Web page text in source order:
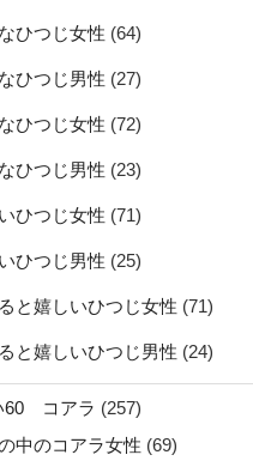
ひつじ女性 (64)
ひつじ男性 (27)
ひつじ女性 (72)
ひつじ男性 (23)
ひつじ女性 (71)
ひつじ男性 (25)
と嬉しいひつじ女性 (71)
と嬉しいひつじ男性 (24)
60 コアラ (257)
中のコアラ女性 (69)